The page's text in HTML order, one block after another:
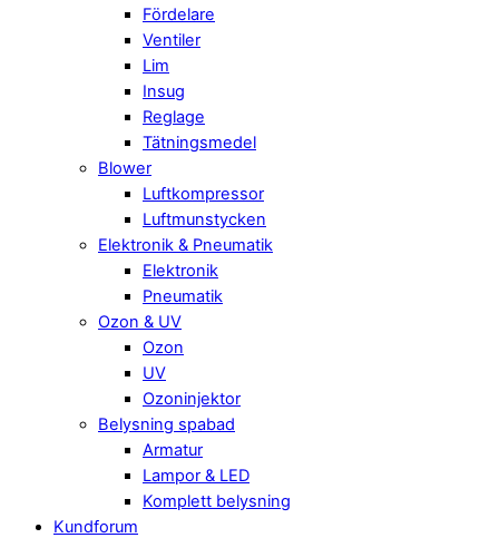
Fördelare
Ventiler
Lim
Insug
Reglage
Tätningsmedel
Blower
Luftkompressor
Luftmunstycken
Elektronik & Pneumatik
Elektronik
Pneumatik
Ozon & UV
Ozon
UV
Ozoninjektor
Belysning spabad
Armatur
Lampor & LED
Komplett belysning
Kundforum